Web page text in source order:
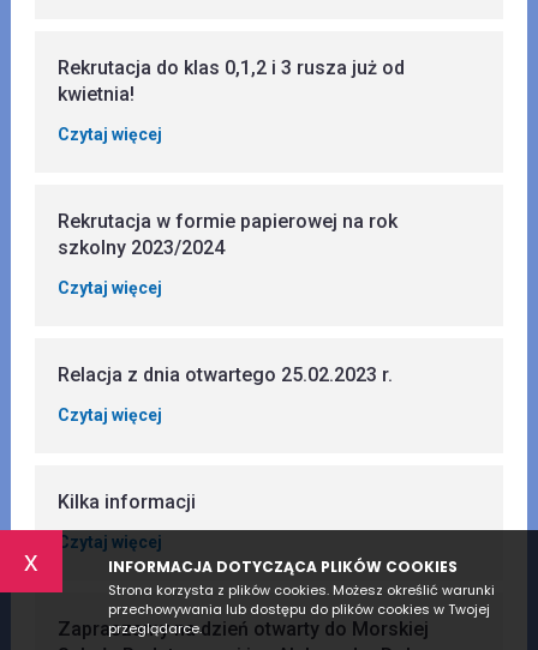
x INFORMACJA DOTYCZĄCA PLIKÓW COOKIES
Strona korzysta z plików cookies. Możesz określić warunki
przechowywania lub dostępu do plików cookies w Twojej
przeglądarce.
Rekrutacja do klas 0,1,2 i 3 rusza już od
kwietnia!
Czytaj więcej
Rekrutacja w formie papierowej na rok
szkolny 2023/2024
Czytaj więcej
Relacja z dnia otwartego 25.02.2023 r.
Czytaj więcej
Kilka informacji
Czytaj więcej
Zapraszamy na dzień otwarty do Morskiej